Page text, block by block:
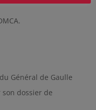
Général de Gaulle
son dossier de